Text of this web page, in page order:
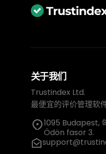
关于我们
Trustindex Ltd.
最便宜的评价管理软
1095 Budapest,
Ödön fasor 3.